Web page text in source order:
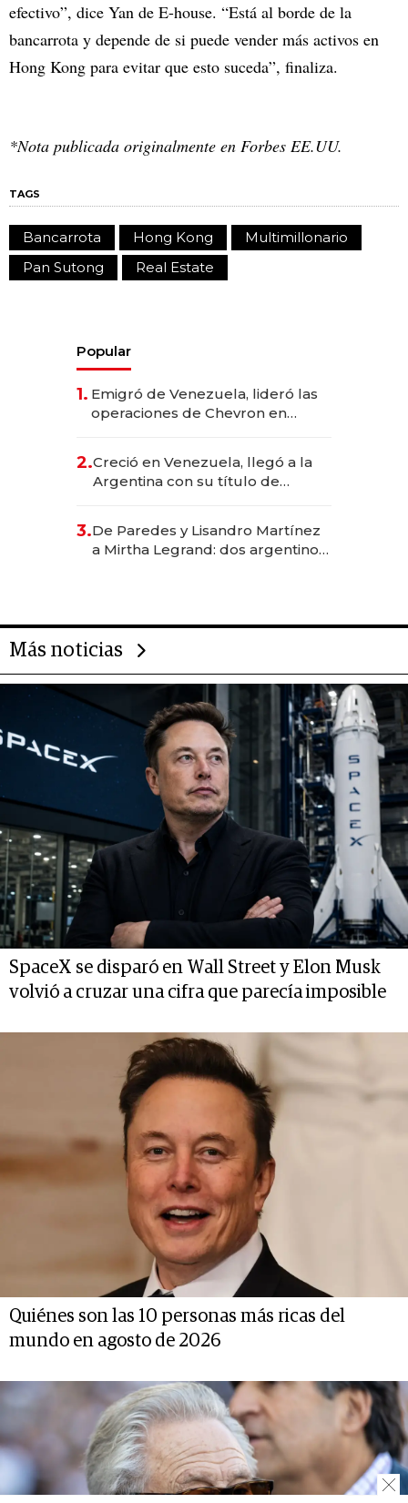
efectivo”, dice Yan de E-house. “Está al borde de la
bancarrota y depende de si puede vender más activos en
Hong Kong para evitar que esto suceda”, finaliza.
*Nota publicada originalmente en Forbes EE.UU.
TAGS
Bancarrota Hong Kong
Multimillonario
Pan Sutong
Real Estate
Popular
1. Emigró de Venezuela, lideró las
operaciones de Chevron en
2.Creció en Venezuela, llegó a la
Argentina con su título de
las marcas "fast premium"
3.De Paredes y Lisandro Martínez
a Mirtha Legrand: dos argentinos
Más noticias
SpaceX se disparó en Wall Street y Elon Musk
volvió a cruzar una cifra que parecía imposible
Quiénes son las 10 personas más ricas del
mundo en agosto de 2026